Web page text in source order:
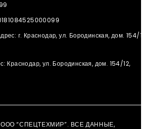
г. Краснодар, ул. Бородинская, дом. 154/
Краснодар, ул. Бородинская, дом. 154/12,
ООО “СПЕЦТЕХМИР”. ВСЕ ДАННЫЕ,